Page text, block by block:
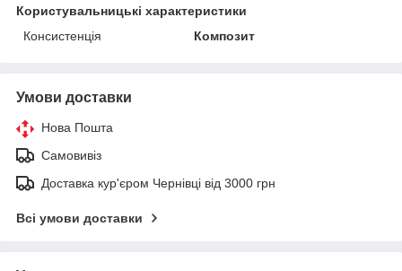
Користувальницькі характеристики
Консистенція
Композит
Умови доставки
Нова Пошта
Самовивіз
Доставка кур'єром Чернівці від 3000 грн
Всі умови доставки